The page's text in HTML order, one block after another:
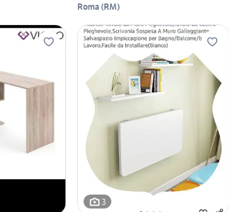
Roma (RM)
3